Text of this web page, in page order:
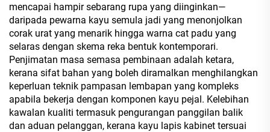
mencapai hampir sebarang rupa yang diinginkan—
daripada pewarna kayu semula jadi yang menonjolkan
corak urat yang menarik hingga warna cat padu yang
selaras dengan skema reka bentuk kontemporari.
Penjimatan masa semasa pembinaan adalah ketara,
kerana sifat bahan yang boleh diramalkan menghilangkan
keperluan teknik pampasan lembapan yang kompleks
apabila bekerja dengan komponen kayu pejal. Kelebihan
kawalan kualiti termasuk pengurangan panggilan balik
dan aduan pelanggan, kerana kayu lapis kabinet tersuai